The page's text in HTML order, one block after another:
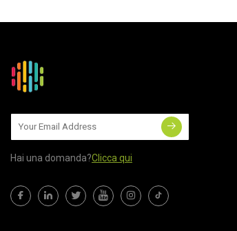
Hai una domanda?Clicca qui